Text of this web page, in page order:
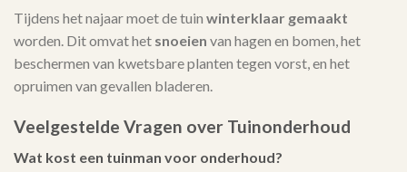
Tijdens het najaar moet de tuin winterklaar gemaakt
worden. Dit omvat het snoeien van hagen en bomen, het
beschermen van kwetsbare planten tegen vorst, en het
opruimen van gevallen bladeren.
Veelgestelde Vragen over Tuinonderhoud
Wat kost een tuinman voor onderhoud?